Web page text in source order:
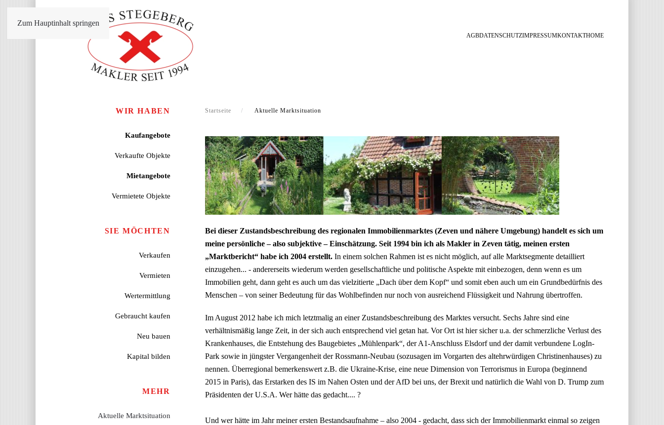
Zum Hauptinhalt springen
AGBDATENSCHUTZIMPRESSUMKONTAKTHOME
Startseite Aktuelle Marktsituation
Bei dieser Zustandsbeschreibung des regionalen Immobilienmarktes (Zeven und nähere Umgebung) handelt es sich um
meine persönliche – also subjektive – Einschätzung. Seit 1994 bin ich als Makler in Zeven tätig, meinen ersten
„Marktbericht“ habe ich 2004 erstellt.In einem solchen Rahmen ist es nicht möglich, auf alle Marktsegmente detailliert
einzugehen... - andererseits wiederum werden gesellschaftliche und politische Aspekte mit einbezogen, denn wenn es um
Immobilien geht, dann geht es auch um das vielzitierte „Dach über dem Kopf“ und somit eben auch um ein Grundbedürfnis des
Menschen – von seiner Bedeutung für das Wohlbefinden nur noch von ausreichend Flüssigkeit und Nahrung übertroffen.
Im August 2012 habe ich mich letztmalig an einer Zustandsbeschreibung des Marktes versucht. Sechs Jahre sind eine
verhältnismäßig lange Zeit, in der sich auch entsprechend viel getan hat. Vor Ort ist hier sicher u.a. der schmerzliche Verlust des
Krankenhauses, die Entstehung des Baugebietes „Mühlenpark“, der A1-Anschluss Elsdorf und der damit verbundene LogIn-
Park sowie in jüngster Vergangenheit der Rossmann-Neubau (sozusagen im Vorgarten des altehrwürdigen Christinenhauses) zu
nennen. Überregional bemerkenswert z.B. die Ukraine-Krise, eine neue Dimension von Terrorismus in Europa (beginnend
2015 in Paris), das Erstarken des IS im Nahen Osten und der AfD bei uns, der Brexit und natürlich die Wahl von D. Trump zum
Präsidenten der U.S.A. Wer hätte das gedacht.... ?
Und wer hätte im Jahr meiner ersten Bestandsaufnahme – also 2004 - gedacht, dass sich der Immobilienmarkt einmal so zeigen
WIR HABEN
Kaufangebote
Verkaufte Objekte
Mietangebote
Vermietete Objekte
SIE MÖCHTEN
Verkaufen
Vermieten
Wertermittlung
Gebraucht kaufen
Neu bauen
Kapital bilden
MEHR
Aktuelle Marktsituation